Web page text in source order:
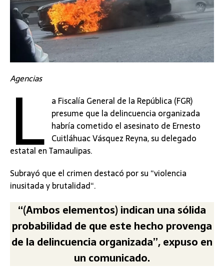
Agencias
L a Fiscalía General de la República (FGR)
presume que la delincuencia organizada
habría cometido el asesinato de Ernesto
Cuitláhuac Vásquez Reyna, su delegado
estatal en Tamaulipas.
Subrayó que el crimen destacó por su “violencia
inusitada y brutalidad“.
“(Ambos elementos) indican una sólida
probabilidad de que este hecho provenga
de la delincuencia organizada”, expuso en
un comunicado.